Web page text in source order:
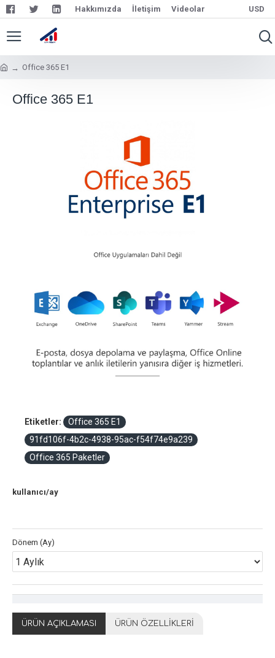
Hakkımızda İletişim Videolar USD
Office 365 E1
Office 365 E1
Etiketler:
Office 365 E1
91fd106f-4b2c-4938-95ac-f54f74e9a239
Office 365 Paketler
kullanıcı/ay
Dönem (Ay)
ÜRÜN AÇIKLAMASI ÜRÜN ÖZELLIKLERI